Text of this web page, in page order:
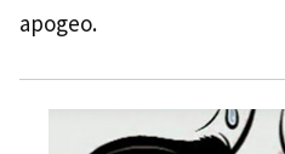
apogeo.